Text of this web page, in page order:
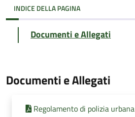
INDICE DELLA PAGINA
Documenti e Allegati
Documenti e Allegati
Regolamento di polizia urbana